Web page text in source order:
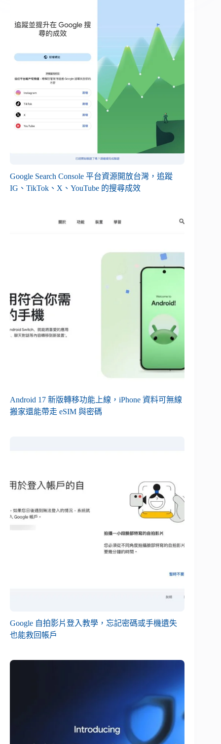
Google Search Console 平台資源開放台灣，追蹤
IG、TikTok、X、YouTube 的搜尋成效
Android 17 新版轉移功能上線，iPhone 資料可無線
搬家還能帶走 eSIM 與密碼
Google 自拍影片登入教學，忘記密碼或手機遺失
也能救回帳戶